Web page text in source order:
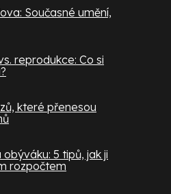
Současné umění,
reprodukce: Co si
které přenesou
5 tipů, jak ji
rozpočtem